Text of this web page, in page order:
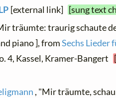
[external link] [sung text
träumte: traurig schaute
piano ], fromSechs Lieder
4, Kassel, Kramer-Bangert
, "Mir träumte,